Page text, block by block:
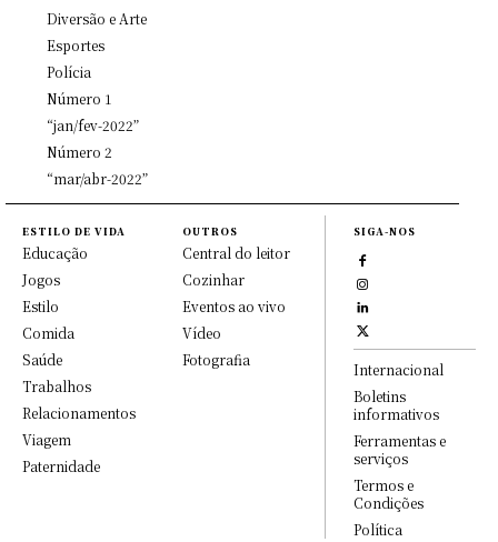
Diversão e Arte
Esportes
Polícia
Número 1
“jan/fev-2022”
Número 2
“mar/abr-2022”
ESTILO DE VIDA
Educação
Jogos
Estilo
Comida
Saúde
Trabalhos
Relacionamentos
Viagem
Paternidade
OUTROS
Central do leitor
Cozinhar
Eventos ao vivo
Vídeo
Fotografia
SIGA-NOS
Internacional
Boletins
informativos
Ferramentas e
serviços
Termos e
Condições
Política